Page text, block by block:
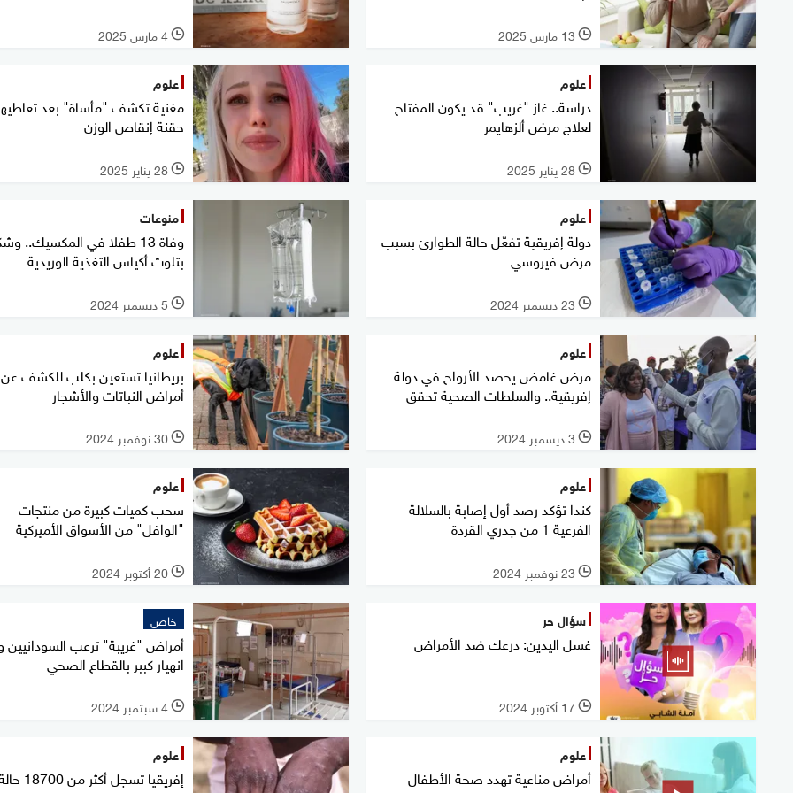
l 13 مارس 2025 l 4 مارس 2025
علوم
دراسة.. غاز "غريب" قد يكون المفتاح
لعلاج مرض ألزهايمر
l 28 يناير 2025
علوم
مغنية تكشف "مأساة" بعد
حقنة إنقاص الوزن
l 28 يناير 2025
علوم
دولة إفريقية تفعّل حالة الطوارئ بسبب
مرض فيروسي
l 23 ديسمبر 2024
منوعات
وفاة 13 طفلا في المكسيك..
بتلوث أكياس التغذية الوريدية
l 5 ديسمبر 2024
علوم
مرض غامض يحصد الأرواح في دولة
إفريقية.. والسلطات الصحية تحقق
l 3 ديسمبر 2024
علوم
بريطانيا تستعين بكلب للكشف
أمراض النباتات والأشجار
l 30 نوفمبر 2024
علوم
كندا تؤكد رصد أول إصابة بالسلالة
الفرعية 1 من جدري القردة
l 23 نوفمبر 2024
علوم
سحب كميات كبيرة من منتجات
"الوافل" من الأسواق الأميركية
l 20 أكتوبر 2024
سؤال حر
غسل اليدين: درعك ضد الأمراض
l 17 أكتوبر 2024
خاص
أمراض "غريبة" ترعب
انهيار كببر بالقطاع الصحي
l 4 سبتمبر 2024
علوم
أمراض مناعية تهدد صحة الأطفال
علوم
إفريقيا تسجل أكثر من